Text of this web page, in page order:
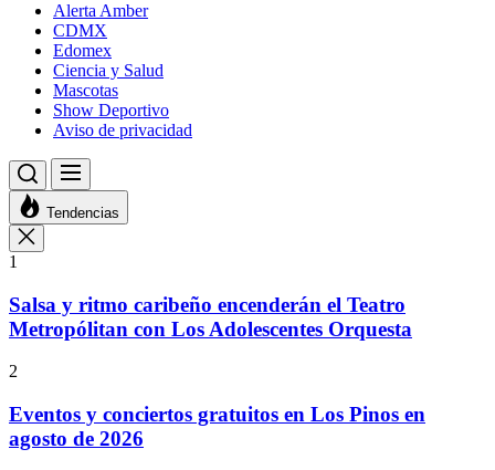
Alerta Amber
CDMX
Edomex
Ciencia y Salud
Mascotas
Show Deportivo
Aviso de privacidad
Tendencias
1
Salsa y ritmo caribeño encenderán el Teatro
Metropólitan con Los Adolescentes Orquesta
2
Eventos y conciertos gratuitos en Los Pinos en
agosto de 2026